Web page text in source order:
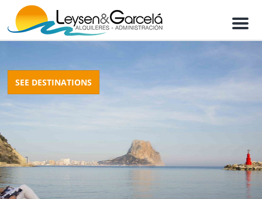
M
n
SEE DESTINATIONS